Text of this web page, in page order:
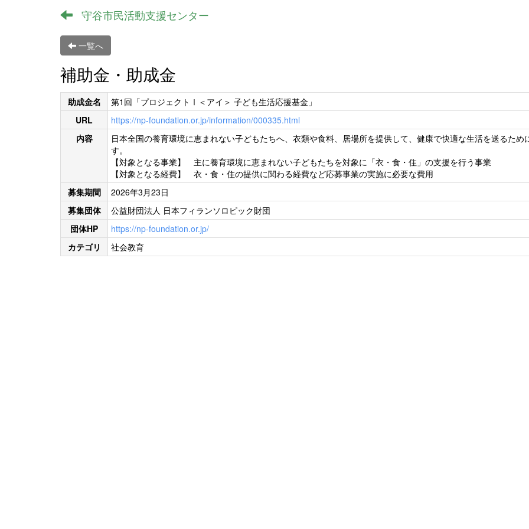
守谷市民活動支援センター
一覧へ
補助金・助成金
助成金名
第1回「プロジェクトⅠ＜アイ＞ 子ども生活応援基金」
URL
https://np-foundation.or.jp/information/000335.html
内容
日本全国の養育環境に恵まれない子どもたちへ、衣類や食料、居場所を提供して、健康で快適な生活を送るた
す。
【対象となる事業】 主に養育環境に恵まれない子どもたちを対象に「衣・食・住」の支援を行う事業
【対象となる経費】 衣・食・住の提供に関わる経費など応募事業の実施に必要な費用
募集期間
2026年3月23日
募集団体
公益財団法人 日本フィランソロピック財団
団体HP
https://np-foundation.or.jp/
カテゴリ
社会教育